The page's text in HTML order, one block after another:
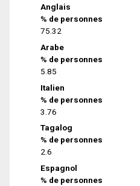
Anglais
% de personnes
75.32
Arabe
% de personnes
5.85
Italien
% de personnes
3.76
Tagalog
% de personnes
2.6
Espagnol
% de personnes